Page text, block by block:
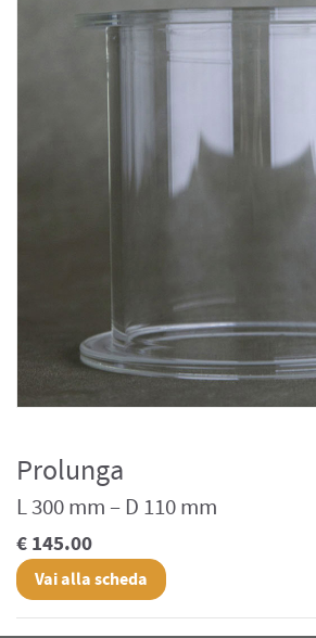
Prolunga
L 300 mm – D 110 mm
€ 145.00
Vai alla scheda